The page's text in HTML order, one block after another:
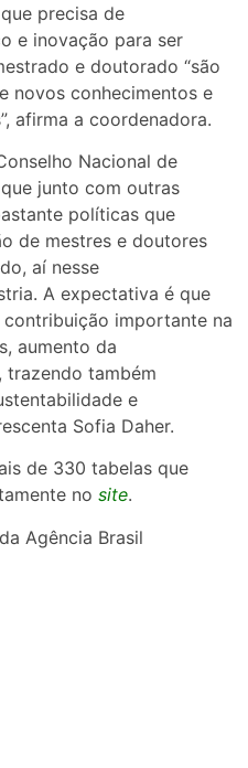
precisa de
e inovação para ser
e doutorado “são
novos conhecimentos e
afirma a coordenadora.
Nacional de
junto com outras
políticas que
de mestres e doutores
aí nesse
A expectativa é que
importante na
aumento da
também
e
Sofia Daher.
de 330 tabelas que
no site.
Agência Brasil
Online Slot Games
at The Big Dog
Mr Nulls Wicked